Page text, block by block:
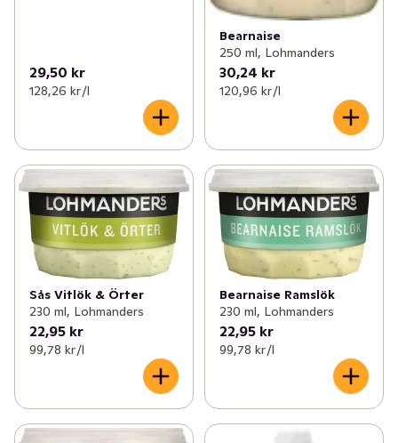
29,50 kr
128,26 kr /l
Bearnaise
250 ml, Lohmanders
30,24 kr
120,96 kr /l
Sås Vitlök & Örter
230 ml, Lohmanders
22,95 kr
99,78 kr /l
Bearnaise Ramslök
230 ml, Lohmanders
22,95 kr
99,78 kr /l